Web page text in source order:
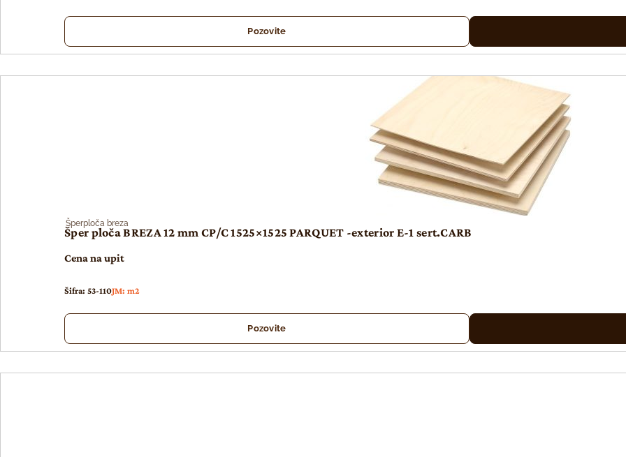
Pozovite
Šperploča breza
Šper ploča BREZA 12 mm CP/C 1525×1525 PARQUET -exterior E-1 sert.CARB
Cena na upit
Šifra: 53-110JM: m2
Pozovite